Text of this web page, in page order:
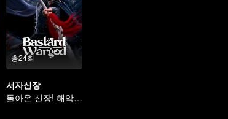
총24회
서자신장
돌아온 신장! 해악을 제거하고 참사랑을 얻다